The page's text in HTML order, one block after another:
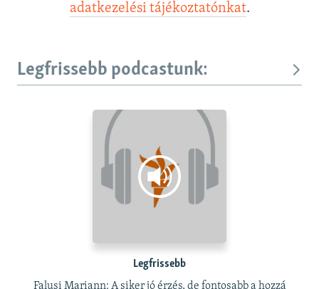
adatkezelési tájékoztatónkat.
Legfrissebb podcastunk:
Legfrissebb
Falusi Mariann: A siker jó érzés, de fontosabb a hozzá